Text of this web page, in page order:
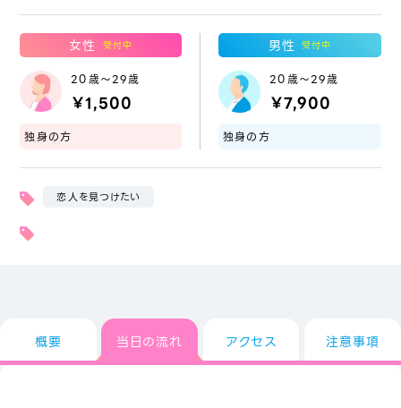
女性 受付中
20歳～29歳
￥1,500
独身の方
男性 受付中
20歳～29歳
￥7,900
独身の方
恋人を見つけたい
概要 当日の流れ アクセス 注意事項